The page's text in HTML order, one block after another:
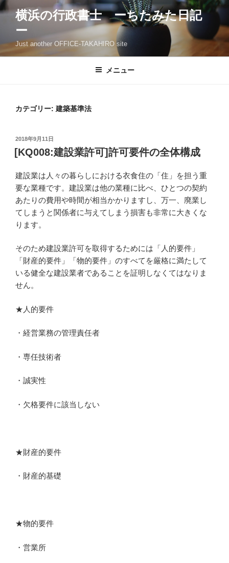
コ
ン
ツ
横浜の行政書士 ーちたみた日記
ー
Just another OFFICE-TAKAHIRO site
メニュー
カテゴリー: 建築基準法
投
稿
日:
2018年9月11日
[KQ008:建設業許可]許可要件の全体構成
建設業は人々の暮らしにおける衣食住の「住」を担う重
要な業種です。建設業は他の業種に比べ、ひとつの契約
あたりの費用や時間が相当かかりますし、万一、廃業し
てしまうと関係者に与えてしまう損害も非常に大きくな
ります。
そのため建設業許可を取得するためには「人的要件」
「財産的要件」「物的要件」のすべてを厳格に満たして
いる健全な建設業者であることを証明しなくてはなりま
せん。
★人的要件
・経営業務の管理責任者
・専任技術者
・誠実性
・欠格要件に該当しない
★財産的要件
・財産的基礎
★物的要件
・営業所